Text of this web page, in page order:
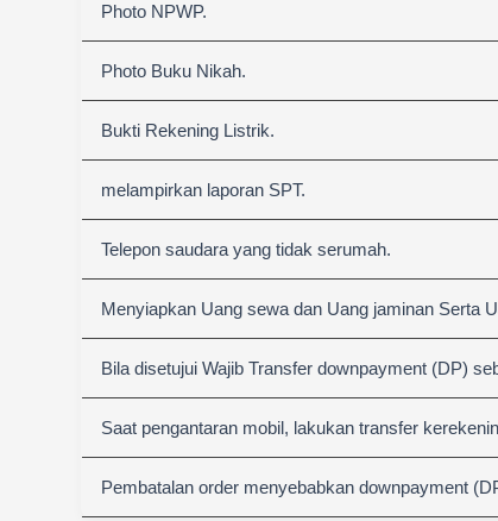
Photo NPWP.
Photo Buku Nikah.
Bukti Rekening Listrik.
melampirkan laporan SPT.
Telepon saudara yang tidak serumah.
Menyiapkan Uang sewa dan Uang jaminan Serta
Bila disetujui Wajib Transfer downpayment (DP)
Saat pengantaran mobil, lakukan transfer
Pembatalan order menyebabkan downpayment